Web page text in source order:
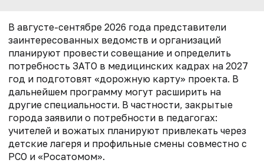
В августе-сентябре 2026 года представители
заинтересованных ведомств и организаций
планируют провести совещание и определить
потребность ЗАТО в медицинских кадрах на 2027
год и подготовят «дорожную карту» проекта. В
дальнейшем программу могут расширить на
другие специальности. В частности, закрытые
города заявили о потребности в педагогах:
учителей и вожатых планируют привлекать через
детские лагеря и профильные смены совместно с
РСО и «Росатомом».